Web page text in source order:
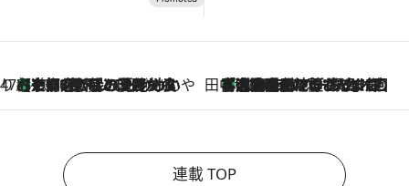
47都道府県の手みやげ ひんやりスイーツで夏を満喫
2026.8.7
【京都府】この夏絶対食べたい 冷やしておいしいおやつ3選 ひと口目から心を掴む新緑のテリーヌ 田中稲の勝手に再ブーム
2026.8.7
「湘南乃風に憧れて」観客大盛上がりの“タオル回し”に、ラッパー顔負けの高速歌唱まで…さだまさし（74）のアグレッシブすぎる現在地
連載 TOP